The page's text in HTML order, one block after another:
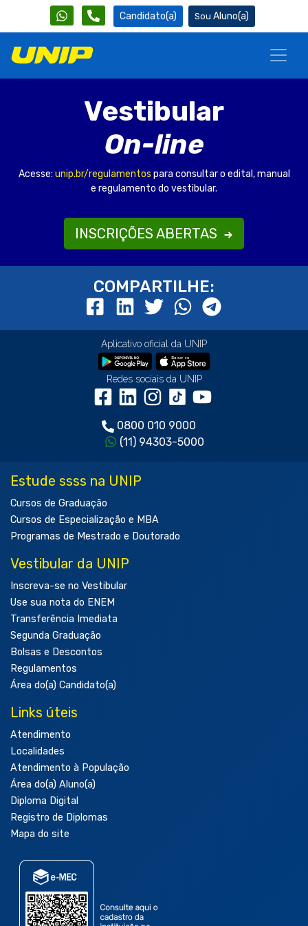
Candidato(a) Aluno(a)
Vestibular
On-line
Acesse: unip.br/regulamentos para consultar o edital, manual
e regulamento do vestibular.
INSCRIÇÕES ABERTAS
COMPARTILHE:
Aplicativo oficial da UNIP
Redes sociais da UNIP
0800 010 9000
(11) 94303-5000
Estude ssss na UNIP
Cursos de Graduação
Cursos de Especialização e MBA
Programas de Mestrado e Doutorado
Vestibular da UNIP
Inscreva-se no Vestibular
Use sua nota do ENEM
Transferência Imediata
Segunda Graduação
Bolsas e Descontos
Regulamentos
Área do(a) Candidato(a)
Links úteis
Atendimento
Localidades
Atendimento à População
Área do(a) Aluno(a)
Diploma Digital
Registro de Diplomas
Mapa do site